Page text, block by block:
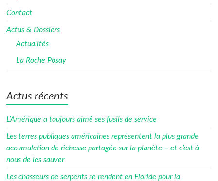
Contact
Actus & Dossiers
Actualités
La Roche Posay
Actus récents
L’Amérique a toujours aimé ses fusils de service
Les terres publiques américaines représentent la plus grande
accumulation de richesse partagée sur la planète – et c’est à
nous de les sauver
Les chasseurs de serpents se rendent en Floride pour la